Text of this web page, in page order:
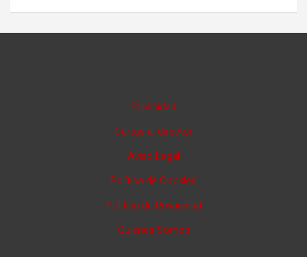
Publicidad
Cartas al director
Aviso Legal
Política de Cookies
Política de Privacidad
Quienes Somos